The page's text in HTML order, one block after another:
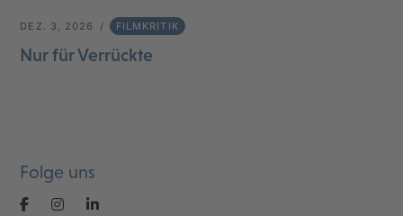
DEZ. 3, 2026 FILMKRITIK
Nur für Verrückte
Folge uns